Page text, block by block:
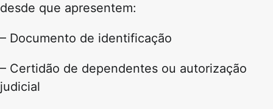
desde que apresentem:
– Documento de identificação
– Certidão de dependentes ou autorização
judicial